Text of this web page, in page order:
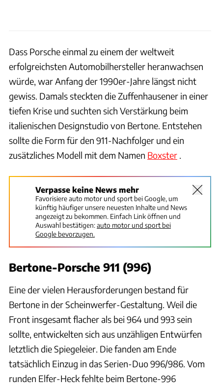
Dass Porsche einmal zu einem der weltweit
erfolgreichsten Automobilhersteller heranwachsen
würde, war Anfang der 1990er-Jahre längst nicht
gewiss. Damals steckten die Zuffenhausener in einer
tiefen Krise und suchten sich Verstärkung beim
italienischen Designstudio von Bertone. Entstehen
sollte die Form für den 911-Nachfolger und ein
zusätzliches Modell mit dem Namen Boxster .
Verpasse keine News mehr
Favorisiere auto motor und sport bei Google, um
künftig häufiger unsere neuesten Inhalte und News
angezeigt zu bekommen. Einfach Link öffnen und
Auswahl bestätigen:auto motor und sport bei
Google bevorzugen.
Bertone-Porsche 911 (996)
Eine der vielen Herausforderungen bestand für
Bertone in der Scheinwerfer-Gestaltung. Weil die
Front insgesamt flacher als bei 964 und 993 sein
sollte, entwickelten sich aus unzähligen Entwürfen
letztlich die Spiegeleier. Die fanden am Ende
tatsächlich Einzug in das Serien-Duo 996/986. Vom
runden Elfer-Heck fehlte beim Bertone-996